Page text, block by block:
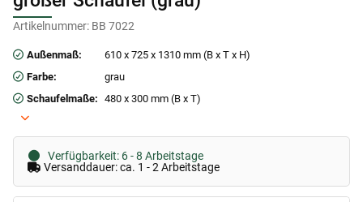
Artikelnummer: BB 7022
Außenmaß:
610 x 725 x 1310 mm (B x T x H)
Farbe:
grau
Schaufelmaße: 480 x 300 mm (B x T)
Verfügbarkeit: 6 - 8 Arbeitstage
Versanddauer: ca. 1 - 2 Arbeitstage